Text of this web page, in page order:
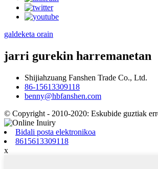
galdeketa orain
jarri gurekin harremanetan
Shijiahzuang Fanshen Trade Co., Ltd.
86-15613309118
benny@hbfanshen.com
© Copyright - 2010-2020: Eskubide guztiak
Bidali posta elektronikoa
8615613309118
x